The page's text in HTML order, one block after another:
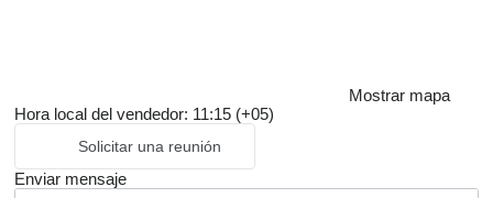
Mostrar mapa
Hora local del vendedor: 11:15 (+05)
Solicitar una reunión
Enviar mensaje